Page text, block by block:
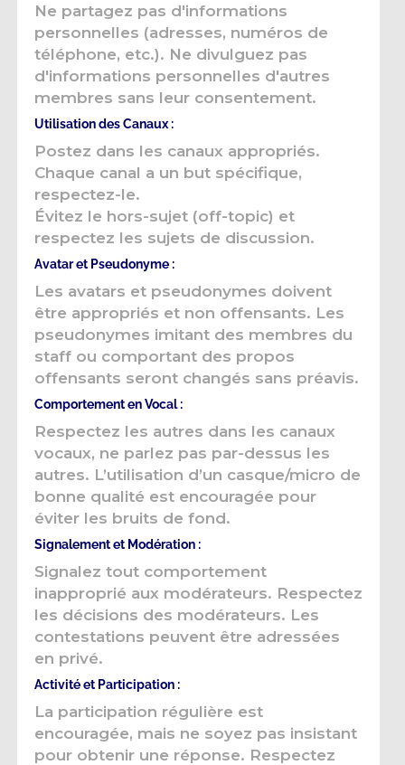
Ne partagez pas d'informations
personnelles (adresses, numéros de
téléphone, etc.). Ne divulguez pas
d'informations personnelles d'autres
membres sans leur consentement.
Utilisation des Canaux :
Postez dans les canaux appropriés.
Chaque canal a un but spécifique,
respectez-le.
Évitez le hors-sujet (off-topic) et
respectez les sujets de discussion.
Avatar et Pseudonyme :
Les avatars et pseudonymes doivent
être appropriés et non offensants. Les
pseudonymes imitant des membres du
staff ou comportant des propos
offensants seront changés sans préavis.
Comportement en Vocal :
Respectez les autres dans les canaux
vocaux, ne parlez pas par-dessus les
autres. L’utilisation d’un casque/micro de
bonne qualité est encouragée pour
éviter les bruits de fond.
Signalement et Modération :
Signalez tout comportement
inapproprié aux modérateurs. Respectez
les décisions des modérateurs. Les
contestations peuvent être adressées
en privé.
Activité et Participation :
La participation régulière est
encouragée, mais ne soyez pas insistant
pour obtenir une réponse. Respectez